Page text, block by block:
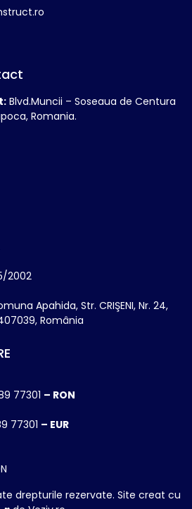
Blvd.Muncii – Soseaua de Centura
Romania.
2002
Apahida, Str. CRIŞENI, Nr. 24,
România
77301 – RON
77301 – EUR
drepturile rezervate. Site creat cu